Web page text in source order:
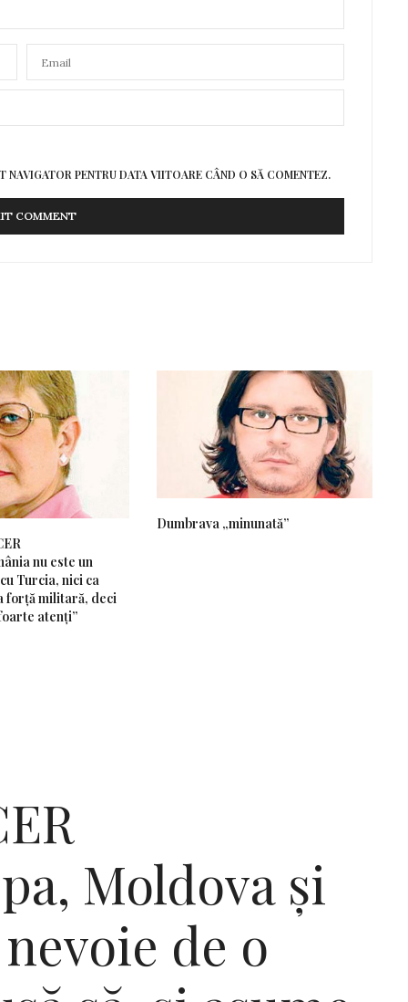
PENTRU DATA VIITOARE CÂND O SĂ COMENTEZ.
nu este un
Turcia, nici ca
forță militară, deci
atenți”
Dumbrava „minunată”
Moldova și
de o